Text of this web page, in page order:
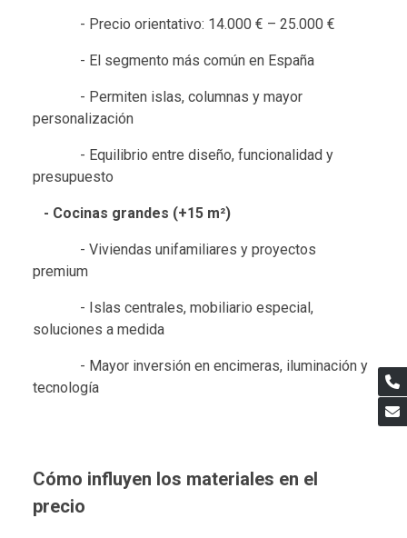
- Precio orientativo: 14.000 € – 25.000 €
- El segmento más común en España
- Permiten islas, columnas y mayor
personalización
- Equilibrio entre diseño, funcionalidad y
presupuesto
- Cocinas grandes (+15 m²)
- Viviendas unifamiliares y proyectos
premium
- Islas centrales, mobiliario especial,
soluciones a medida
- Mayor inversión en encimeras, iluminación y
tecnología
Cómo influyen los materiales en el
precio